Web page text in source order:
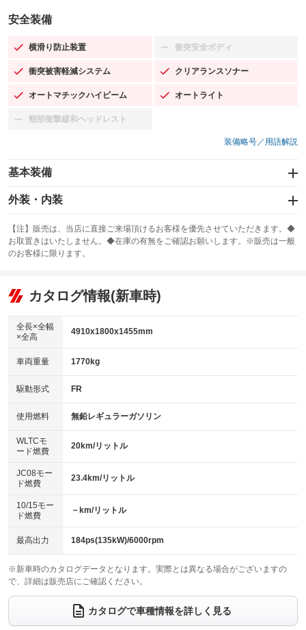
安全装備
横滑り防止装置
：装備あり 衝突安全ボディ
：装備なし
衝突被害軽減システム
：装備あり クリアランスソナー
：装備あり
オートマチックハイビーム
：装備あり オートライト
：装備あり
頸部衝撃緩和ヘッドレスト
：装備なし
装備略号／用語解説
基本装備
エアバッグ：運転席/助手席/サイド
：装備あり
：装備なし
サンルーフ
：装備なし ABS
リフトアップ
：装備なし
：装備なし
パワーウィンドウ
アイドリングストップ
：装備あり
USB入力端子
：装備なし
100V電源
：装備なし
センターデフロック
：装備なし
電動格納ミラー
：装備なし
外装・内装
カーナビ：SDナビ
：装備あり
TV：フルセグ
：装備あり
ビジュアル：ブルーレイ再生／DVD再生
：装備あり
アルミホイール：18インチ
：装備あり
HID(キセノンライト)
バックカメラ
エアロ
：装備なし
ローダウン
：装備なし
ベンチシート
：装備なし
チップアップシート
：装備なし
電動格納サードシート
：装備なし シートヒーター
：装備あり
ウォークスルー
電動リアゲート フロントカメラ
：装備あり
【注】販売は、当店に直接ご来場頂けるお客様を優先させていただきます。◆
お取置きはいたしません。◆在庫の有無をご確認お願いします。※販売は一般
のお客様に限ります。
カタログ情報(新車時)
全長×全幅
×全高
4910x1800x1455mm
車両重量 1770kg
駆動形式 FR
使用燃料 無鉛レギュラーガソリン
WLTCモ
ード燃費
20km/リットル
JC08モー
ド燃費
23.4km/リットル
10/15モー
ド燃費
－km/リットル
最高出力 184ps(135kW)/6000rpm
※新車時のカタログデータとなります。実際とは異なる場合がございますの
で、詳細は販売店にご確認ください。
カタログで車種情報を詳しく見る